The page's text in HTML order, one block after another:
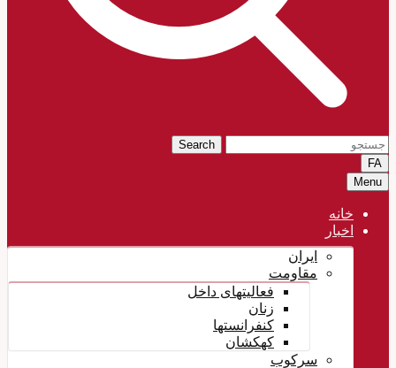
Search
FA
Menu
خانه
اخبار
ایران
مقاومت
فعالیتهای داخل
زنان
کنفرانستها
کهکشان
سرکوب